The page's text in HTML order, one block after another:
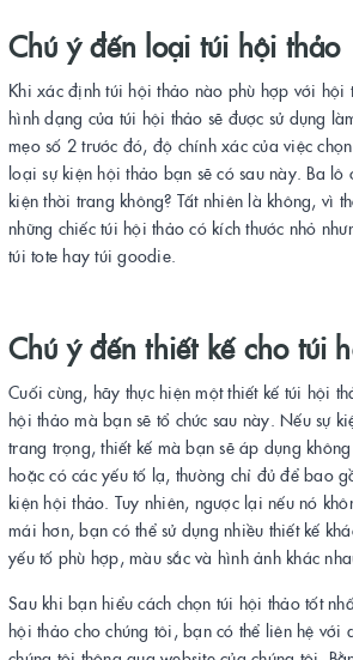
Chú ý đến loại túi hội thảo
Khi xác định túi hội thảo nào phù hợp với hội
hình dạng của túi hội thảo sẽ được sử dụng
mẹo số 2 trước đó, độ chính xác của việc
loại sự kiện hội thảo bạn sẽ có sau này. Ba lô
kiện thời trang không? Tất nhiên là không, vì
những chiếc túi hội thảo có kích thước nhỏ
túi tote hay túi goodie.
Chú ý đến thiết kế cho túi
Cuối cùng, hãy thực hiện một thiết kế túi hội
hội thảo mà bạn sẽ tổ chức sau này. Nếu sự
trang trọng, thiết kế mà bạn sẽ áp dụng
hoặc có các yếu tố lạ, thường chỉ đủ để bao
kiện hội thảo. Tuy nhiên, ngược lại nếu nó
mái hơn, bạn có thể sử dụng nhiều thiết kế
yếu tố phù hợp, màu sắc và hình ảnh khác
Sau khi bạn hiểu cách chọn túi hội thảo tốt
hội thảo cho chúng tôi, bạn có thể liên hệ với